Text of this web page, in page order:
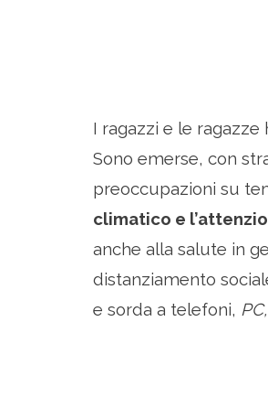
I ragazzi e le
Sono emerse, con
preoccupazioni su
climatico e
anche alla salute in
distanziamento
e sorda a telefoni,